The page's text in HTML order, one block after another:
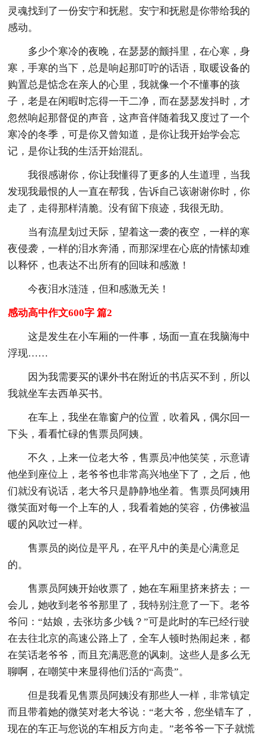
灵魂找到了一份安宁和抚慰。安宁和抚慰是你带给我的
感动。
多少个寒冷的夜晚，在瑟瑟的颤抖里，在心寒，身
寒，手寒的当下，总是响起那叮咛的话语，取暖设备的
购置总是惦念在亲人的心里，我就像一个不懂事的孩
子，老是在闲暇时忘得一干二净，而在瑟瑟发抖时，才
忽然响起那督促的声音，这声音伴随着我又度过了一个
寒冷的冬季，可是你又曾知道，是你让我开始学会忘
记，是你让我的生活开始混乱。
我很感谢你，你让我懂得了更多的人生道理，当我
发现我最恨的人一直在帮我，告诉自己该谢谢你时，你
走了，走得那样清脆。没有留下痕迹，我很无助。
当有流星划过天际，望着这一袭的夜空，一样的寒
夜侵袭，一样的泪水奔涌，而那深埋在心底的情愫却难
以释怀，也表达不出所有的回味和感激！
今夜泪水涟涟，但和感激无关！
感动高中作文600字 篇2
这是发生在小车厢的一件事，场面一直在我脑海中
浮现……
因为我需要买的课外书在附近的书店买不到，所以
我就坐车去西单买书。
在车上，我坐在靠窗户的位置，吹着风，偶尔回一
下头，看看忙碌的售票员阿姨。
不久，上来一位老大爷，售票员冲他笑笑，示意请
他坐到座位上，老爷爷也非常高兴地坐下了，之后，他
们就没有说话，老大爷只是静静地坐着。售票员阿姨用
微笑面对每一个上车的人，我看着她的笑容，仿佛被温
暖的风吹过一样。
售票员的岗位是平凡，在平凡中的美是心满意足
的。
售票员阿姨开始收票了，她在车厢里挤来挤去；一
会儿，她收到老爷爷那里了，我特别注意了一下。老爷
爷问：“姑娘，去张坊多少钱？”可是此时的车已经行驶
在去往北京的高速公路上了，全车人顿时热闹起来，都
在笑话老爷爷，而且充满恶意的讽刺。这些人是多么无
聊啊，在嘲笑中来显得他们活的“高贵”。
但是我看见售票员阿姨没有那些人一样，非常镇定
而且带着她的微笑对老大爷说：“老大爷，您坐错车了，
现在的车正与您说的车相反方向走。”老爷爷一下子就慌